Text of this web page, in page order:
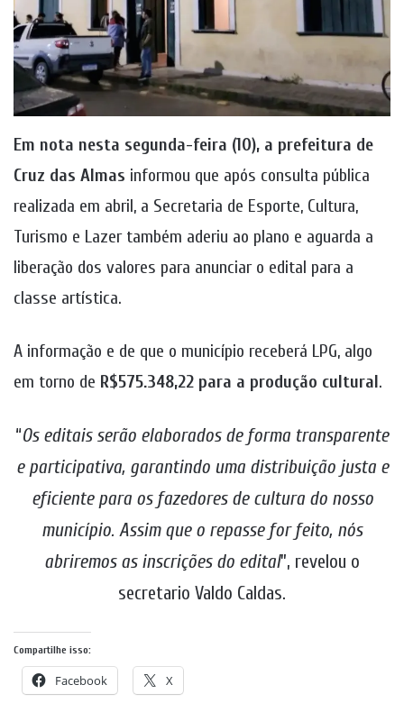
Em nota nesta segunda-feira (10), a prefeitura de
Cruz das Almas informou que após consulta pública
realizada em abril, a Secretaria de Esporte, Cultura,
Turismo e Lazer também aderiu ao plano e aguarda a
liberação dos valores para anunciar o edital para a
classe artística.
A informação e de que o município receberá LPG, algo
em torno de R$575.348,22 para a produção cultural.
“Os editais serão elaborados de forma transparente
e participativa, garantindo uma distribuição justa e
eficiente para os fazedores de cultura do nosso
município. Assim que o repasse for feito, nós
abriremos as inscrições do edital”, revelou o
secretario Valdo Caldas.
Compartilhe isso:
Facebook X